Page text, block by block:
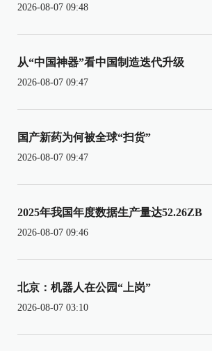
2026-08-07 09:48
从“中国神器”看中国制造迭代升级
2026-08-07 09:47
国产新药为何被全球“扫货”
2026-08-07 09:47
2025年我国年度数据生产量达52.26ZB
2026-08-07 09:46
北京：机器人在公园“上岗”
2026-08-07 03:10